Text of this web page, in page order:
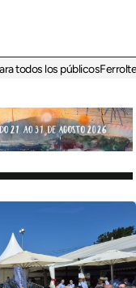
los públicosFerrolterra